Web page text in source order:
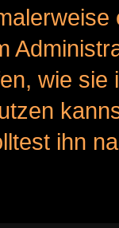
wie
ihn